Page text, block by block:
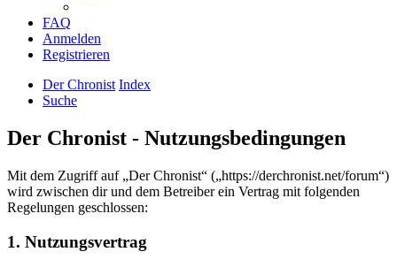
FAQ
Anmelden
Registrieren
Der Chronist Index
Suche
Der Chronist - Nutzungsbedingungen
Mit dem Zugriff auf „Der Chronist“ („https://derchronist.net/forum“)
wird zwischen dir und dem Betreiber ein Vertrag mit folgenden
Regelungen geschlossen:
1. Nutzungsvertrag